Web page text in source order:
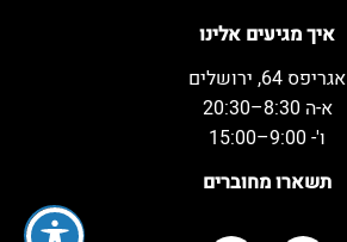
איך מגיעים אלינו
אגריפס 64, ירושלים
א-ה 8:30–20:30
ו'- 9:00–15:00
תשארו מחוברים